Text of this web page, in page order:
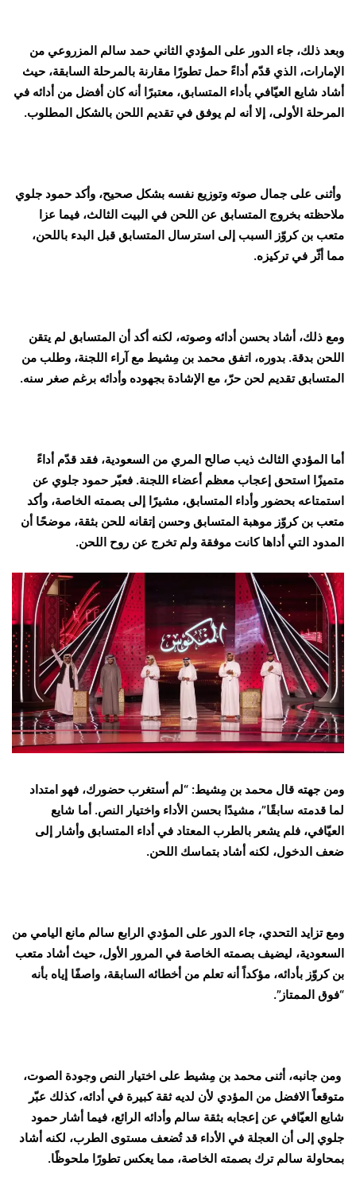
وبعد ذلك، جاء الدور على المؤدي الثاني حمد سالم المزروعي من
الإمارات، الذي قدّم أداءً حمل تطورًا مقارنة بالمرحلة السابقة، حيث
أشاد شايع العيّافي بأداء المتسابق، معتبرًا أنه كان أفضل من أدائه في
المرحلة الأولى، إلا أنه لم يوفق في تقديم اللحن بالشكل المطلوب.
وأثنى على جمال صوته وتوزيع نفسه بشكل صحيح، وأكد حمود جلوي
ملاحظته بخروج المتسابق عن اللحن في البيت الثالث، فيما عزا
متعب بن كروّز السبب إلى استرسال المتسابق قبل البدء باللحن،
مما أثّر في تركيزه.
ومع ذلك، أشاد بحسن أدائه وصوته، لكنه أكد أن المتسابق لم يتقن
اللحن بدقة. بدوره، اتفق محمد بن مِشيط مع آراء اللجنة، وطلب من
المتسابق تقديم لحن حرّ، مع الإشادة بجهوده وأدائه برغم صغر سنه.
أما المؤدي الثالث ذيب صالح المري من السعودية، فقد قدّم أداءً
متميزًا استحق إعجاب معظم أعضاء اللجنة. فعبّر حمود جلوي عن
استمتاعه بحضور وأداء المتسابق، مشيرًا إلى بصمته الخاصة، وأكد
متعب بن كروّز موهبة المتسابق وحسن إتقانه للحن بثقة، موضحًا أن
المدود التي أداها كانت موفقة ولم تخرج عن روح اللحن.
ومن جهته قال محمد بن مِشيط: “لم أستغرب حضورك، فهو امتداد
لما قدمته سابقًا”، مشيدًا بحسن الأداء واختيار النص. أما شايع
العيّافي، فلم يشعر بالطرب المعتاد في أداء المتسابق وأشار إلى
ضعف الدخول، لكنه أشاد بتماسك اللحن.
ومع تزايد التحدي، جاء الدور على المؤدي الرابع سالم مانع اليامي من
السعودية، ليضيف بصمته الخاصة في المرور الأول، حيث أشاد متعب
بن كروّز بأدائه، مؤكداً أنه تعلم من أخطائه السابقة، واصفًا إياه بأنه
“فوق الممتاز”.
ومن جانبه، أثنى محمد بن مِشيط على اختيار النص وجودة الصوت،
متوقعاً الافضل من المؤدي لأن لديه ثقة كبيرة في أدائه، كذلك عبّر
شايع العيّافي عن إعجابه بثقة سالم وأدائه الرائع، فيما أشار حمود
جلوي إلى أن العجلة في الأداء قد تُضعف مستوى الطرب، لكنه أشاد
بمحاولة سالم ترك بصمته الخاصة، مما يعكس تطورًا ملحوظًا.